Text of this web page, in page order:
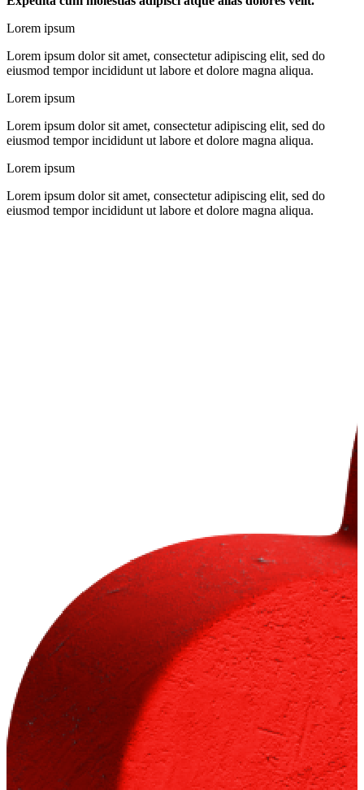
Lorem ipsum
Lorem ipsum dolor sit amet, consectetur adipiscing elit, sed do
eiusmod tempor incididunt ut labore et dolore magna aliqua.
Lorem ipsum
Lorem ipsum dolor sit amet, consectetur adipiscing elit, sed do
eiusmod tempor incididunt ut labore et dolore magna aliqua.
Lorem ipsum
Lorem ipsum dolor sit amet, consectetur adipiscing elit, sed do
eiusmod tempor incididunt ut labore et dolore magna aliqua.